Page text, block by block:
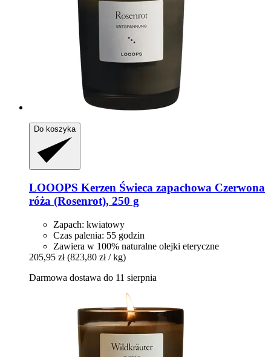
Do koszyka
LOOOPS Kerzen Świeca zapachowa Czerwona
róża (Rosenrot), 250 g
Zapach: kwiatowy
Czas palenia: 55 godzin
Zawiera w 100% naturalne olejki eteryczne
205,95 zł (823,80 zł / kg)
Darmowa dostawa do 11 sierpnia